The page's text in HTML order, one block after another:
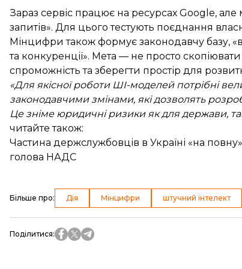
Зараз сервіс працює на ресурсах Google, але
запитів». Для цього тестують поєднання
Мінцифри також формує законодавчу базу,
та конкуренції». Мета — не просто
спроможність та зберегти простір для
«Для якісної роботи ШІ-моделей потрібні
законодавчими змінами, які дозволять
Це зніме юридичні ризики як для держави,
читайте також:
Частина держслужбовців в Україні «на
голова НАДС
Більше про: Дія Мінцифри штучний інтелект
Поділитися: